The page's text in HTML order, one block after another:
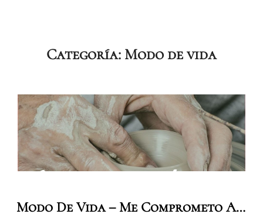
Categoría: Modo de vida
Modo De Vida – Me Comprometo A…